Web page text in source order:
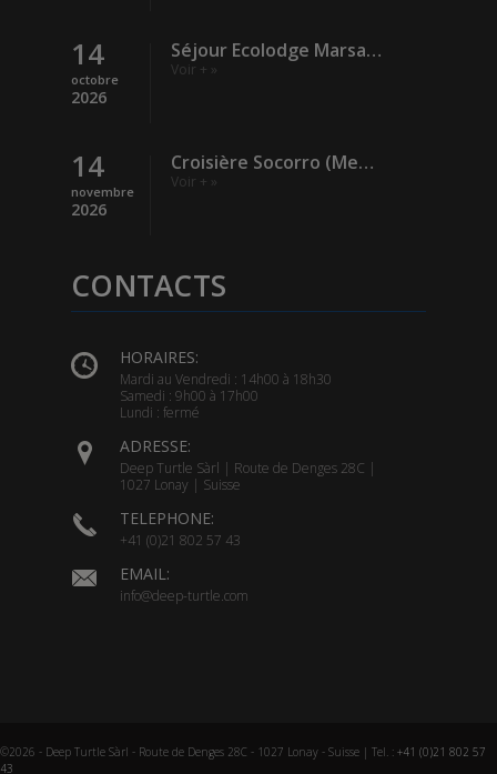
14
octobre
2026
Séjour Ecolodge Marsa Shagra – Egypte
Voir + »
14
novembre
2026
Croisière Socorro (Mexique)
Voir + »
CONTACTS
HORAIRES:
Mardi au Vendredi : 14h00 à 18h30
Samedi : 9h00 à 17h00
Lundi : fermé
ADRESSE:
Deep Turtle Sàrl | Route de Denges 28C |
1027 Lonay | Suisse
TELEPHONE:
+41 (0)21 802 57 43
EMAIL:
info@deep-turtle.com
©2026 - Deep Turtle Sàrl - Route de Denges 28C - 1027 Lonay - Suisse | Tel. : +41 (0)21 802 57
43